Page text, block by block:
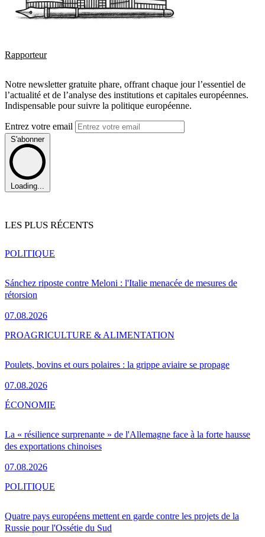
Rapporteur
Notre newsletter gratuite phare, offrant chaque jour l’essentiel de
l’actualité et de l’analyse des institutions et capitales européennes.
Indispensable pour suivre la politique européenne.
Entrez votre email
S'abonner
Loading...
LES PLUS RÉCENTS
Sánchez riposte contre Meloni : l'Italie menacée de mesures de
rétorsion
07.08.2026
POLITIQUE
Poulets, bovins et ours polaires : la grippe aviaire se propage
07.08.2026
PROAGRICULTURE & ALIMENTATION
La « résilience surprenante » de l'Allemagne face à la forte hausse
des exportations chinoises
07.08.2026
ÉCONOMIE
Quatre pays européens mettent en garde contre les projets de la
Russie pour l'Ossétie du Sud
POLITIQUE